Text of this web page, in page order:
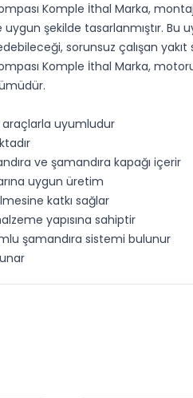
Komple İthal Marka,
uygun şekilde tasarlanmıştır. Bu
sorunsuz çalışan
Komple İthal Marka,
araçlarla uyumludur
ve şamandıra kapağı içerir
uygun üretim
katkı sağlar
yapısına sahiptir
şamandıra sistemi bulunur